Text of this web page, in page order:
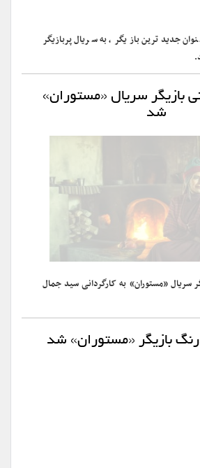
جدیدترین بازیگر، به سریال پربازیگر
بازیگر سریال «مستوران»
شد
سریال «مستوران» به کارگردانی سید جمال
بازیگر «مستوران» شد